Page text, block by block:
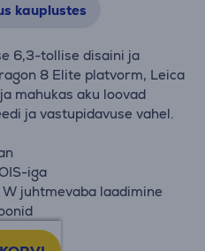
kauplustes
6,3-tollise disaini ja
8 Elite platvorm, Leica
mahukas aku loovad
ja vastupidavuse vahel.
iga
juhtmevaba laadimine